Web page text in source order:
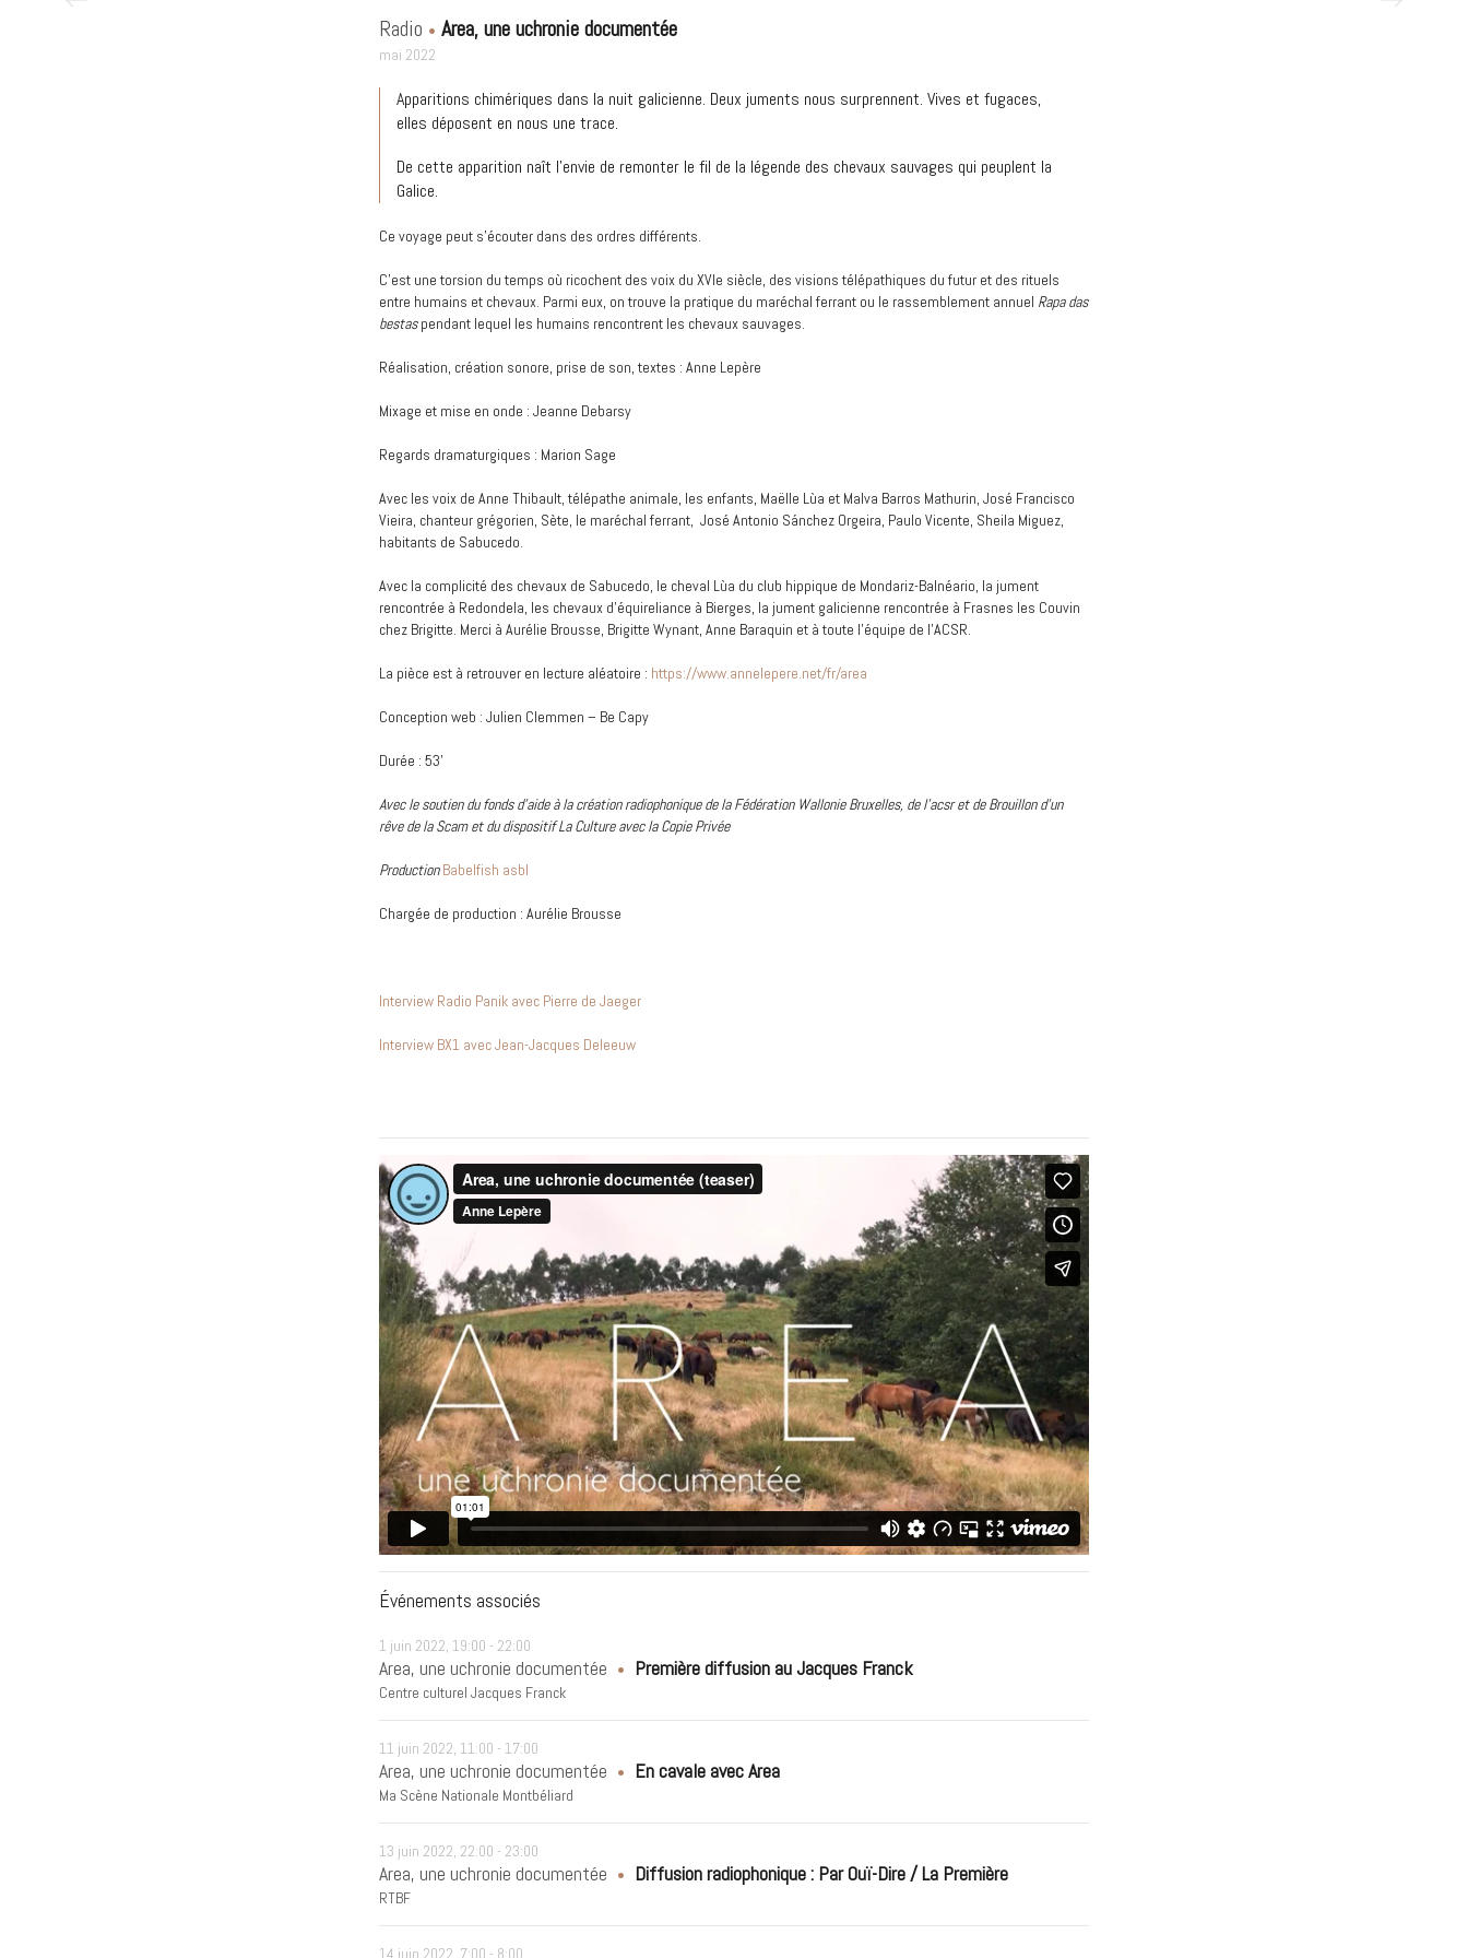
Radio Area, une uchronie documentée
mai 2022
Apparitions chimériques dans la nuit galicienne. Deux juments nous surprennent. Vives et fugaces,
elles déposent en nous une trace.
De cette apparition naît l’envie de remonter le fil de la légende des chevaux sauvages qui peuplent la
Galice.
Ce voyage peut s’écouter dans des ordres différents.
C’est une torsion du temps où ricochent des voix du XVIe siècle, des visions télépathiques du futur et des rituels
entre humains et chevaux. Parmi eux, on trouve la pratique du maréchal ferrant ou le rassemblement annuel Rapa das
bestaspendant lequel les humains rencontrent les chevaux sauvages.
Réalisation, création sonore, prise de son, textes : Anne Lepère
Mixage et mise en onde : Jeanne Debarsy
Regards dramaturgiques : Marion Sage
Avec les voix de Anne Thibault, télépathe animale, les enfants, Maëlle Lùa et Malva Barros Mathurin, José Francisco
Vieira, chanteur grégorien, Sète, le maréchal ferrant, José Antonio Sánchez Orgeira, Paulo Vicente, Sheila Miguez,
habitants de Sabucedo.
Avec la complicité des chevaux de Sabucedo, le cheval Lùa du club hippique de Mondariz-Balnéario, la jument
rencontrée à Redondela, les chevaux d’équireliance à Bierges, la jument galicienne rencontrée à Frasnes les Couvin
chez Brigitte. Merci à Aurélie Brousse, Brigitte Wynant, Anne Baraquin et à toute l’équipe de l’ACSR.
La pièce est à retrouver en lecture aléatoire : https://www.annelepere.net/fr/area
Conception web : Julien Clemmen – Be Capy
Durée : 53’
Avec le soutien du fonds d'aide à la création radiophonique de la Fédération Wallonie Bruxelles, de l'acsr et de Brouillon d’un
rêve de la Scam et du dispositif La Culture avec la Copie Privée
ProductionBabelfish asbl
Chargée de production : Aurélie Brousse
Interview Radio Panik avec Pierre de Jaeger
Interview BX1 avec Jean-Jacques Deleeuw
Événements associés
1 juin 2022, 19:00 - 22:00
Area, une uchronie documentée Première diffusion au Jacques Franck
Centre culturel Jacques Franck
11 juin 2022, 11:00 - 17:00
Area, une uchronie documentée En cavale avec Area
Ma Scène Nationale Montbéliard
13 juin 2022, 22:00 - 23:00
Area, une uchronie documentée Diffusion radiophonique : Par Ouï-Dire / La Première
RTBF
14 juin 2022, 7:00 - 8:00